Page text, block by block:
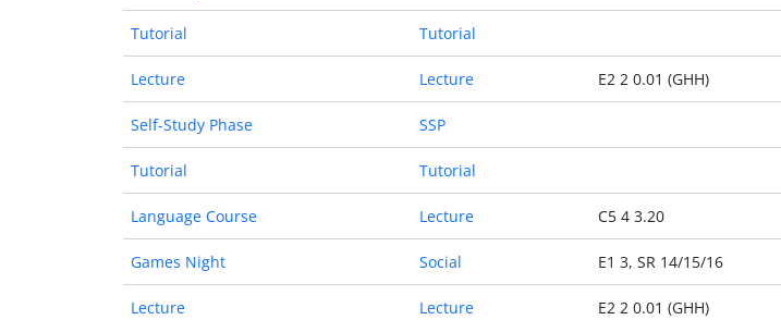
Tutorial Tutorial
Lecture Lecture E2 2 0.01 (GHH)
Self-Study Phase SSP
Tutorial Tutorial
Language Course Lecture C5 4 3.20
Games Night Social E1 3, SR 14/15/16
Lecture Lecture E2 2 0.01 (GHH)